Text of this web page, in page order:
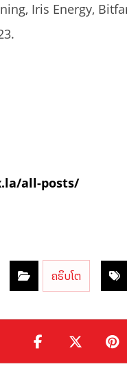
Iris Energy,
all-posts/
ຄຣິບໂຕ